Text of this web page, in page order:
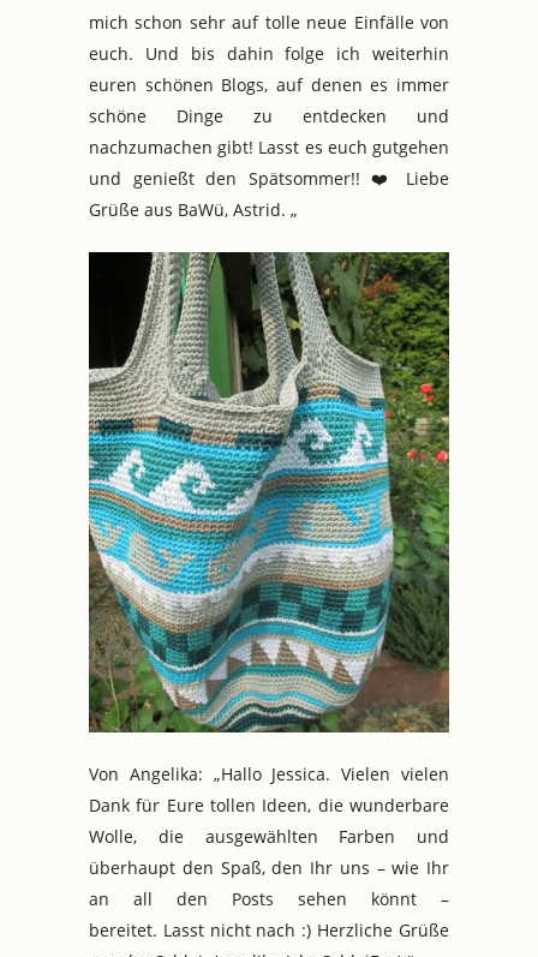
mich schon sehr auf tolle neue Einfälle von
euch. Und bis dahin folge ich weiterhin
euren schönen Blogs, auf denen es immer
schöne Dinge zu entdecken und
nachzumachen gibt! Lasst es euch gutgehen
und genießt den Spätsommer!! ❤️ Liebe
Grüße aus BaWü, Astrid. „
Von Angelika: „Hallo Jessica. Vielen vielen
Dank für Eure tollen Ideen, die wunderbare
Wolle, die ausgewählten Farben und
überhaupt den Spaß, den Ihr uns – wie Ihr
an all den Posts sehen könnt –
bereitet. Lasst nicht nach :) Herzliche Grüße